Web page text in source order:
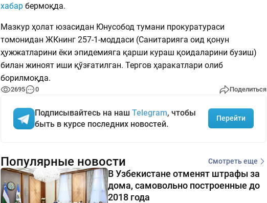
хабарбермоқда.
Мазкур ҳолат юзасидан Юнусобод тумани прокуратураси
томонидан ЖКнинг 257-1-моддаси (Санитарияга оид қонун
ҳужжатларини ёки эпидемияга қарши кураш қоидаларини бузиш)
билан жиноят иши қўзғатилган. Тергов ҳаракатлари олиб
борилмоқда.
2695 0 Поделиться
Подписывайтесь на наш Telegram, чтобы
быть в курсе последних новостей.
Перейти
Популярные новости Смотреть еще
В Узбекистане отменят штрафы за
дома, самовольно построенные до
2018 года